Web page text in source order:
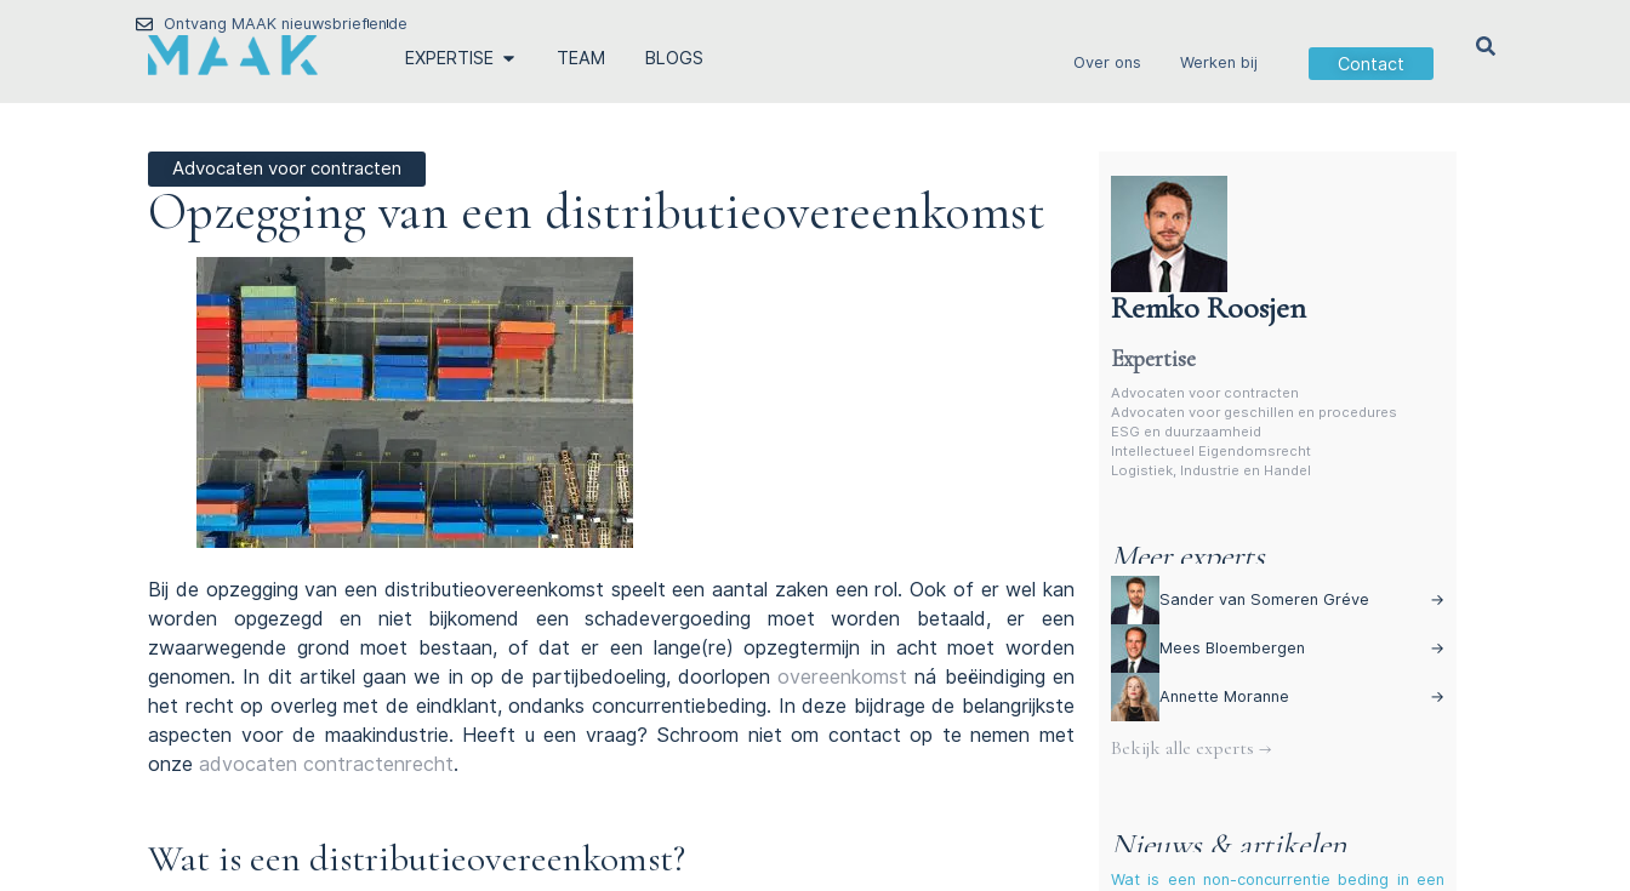
Ontvang MAAK nieuwsbriefende
EXPERTISE TEAM BLOGS Over ons Werken bij Contact
Advocaten voor contracten
Opzegging van een distributie­overeenkomst
Bij de opzegging van een distributieovereenkomst speelt een aantal zaken een rol. Ook of er wel kan
worden opgezegd en niet bijkomend een schadevergoeding moet worden betaald, er een
zwaarwegende grond moet bestaan, of dat er een lange(re) opzegtermijn in acht moet worden
genomen. In dit artikel gaan we in op de partijbedoeling, doorlopenovereenkomst ná beëindiging en
het recht op overleg met de eindklant, ondanks concurrentiebeding. In deze bijdrage de belangrijkste
aspecten voor de maakindustrie. Heeft u een vraag? Schroom niet om contact op te nemen met
onze advocaten contractenrecht.
Wat is een distributieovereenkomst?
Remko Roosjen
Advocaat contractenrecht
Expertise
Advocaten voor contracten
Advocaten voor geschillen en procedures
ESG en duurzaamheid
Intellectueel Eigendomsrecht
Logistiek, Industrie en Handel
Meer experts
Sander van Someren Gréve →
Mees Bloembergen →
Annette Moranne →
Bekijk alle experts →
Nieuws & artikelen
Wat is een non-concurrentie beding in een